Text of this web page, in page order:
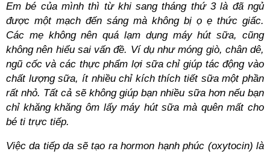
Em bé của mình thì từ khi sang tháng thứ 3 là đã ngủ
được một mạch đến sáng mà không bị ọ ẹ thức giấc.
Các mẹ không nên quá lạm dụng máy hút sữa, cũng
không nên hiểu sai vấn đề. Ví dụ như móng giò, chân dê,
ngũ cốc và các thực phẩm lợi sữa chỉ giúp tác động vào
chất lượng sữa, ít nhiều chỉ kích thích tiết sữa một phần
rất nhỏ. Tất cả sẽ không giúp bạn nhiều sữa hơn nếu bạn
chỉ khăng khăng ôm lấy máy hút sữa mà quên mất cho
bé ti trực tiếp.
Việc da tiếp da sẽ tạo ra hormon hạnh phúc (oxytocin) là